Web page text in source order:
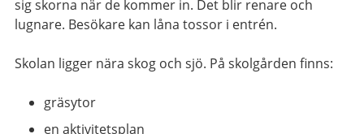
sig skorna när de kommer in. Det blir renare och
lugnare. Besökare kan låna tossor i entrén.
Skolan ligger nära skog och sjö. På skolgården finns:
gräsytor
en aktivitetsplan